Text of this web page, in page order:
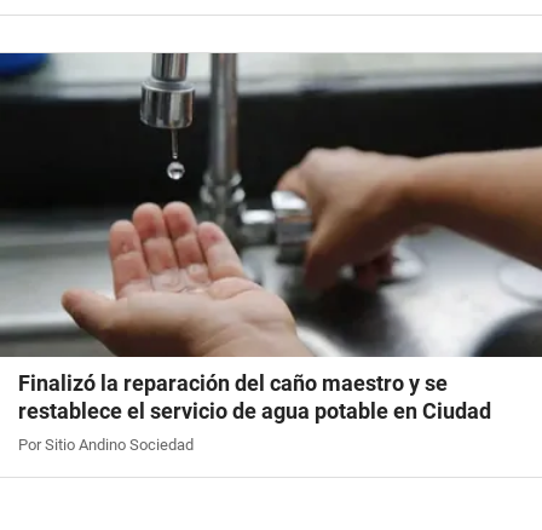
Finalizó la reparación del caño maestro y se
restablece el servicio de agua potable en Ciudad
Por Sitio Andino Sociedad